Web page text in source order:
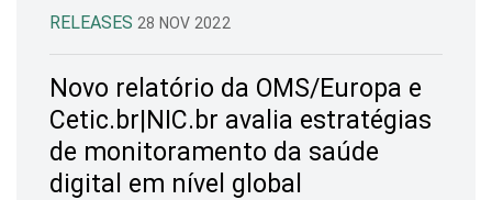
RELEASES 28 NOV 2022
Novo relatório da OMS/Europa e
Cetic.br|NIC.br avalia estratégias
de monitoramento da saúde
digital em nível global